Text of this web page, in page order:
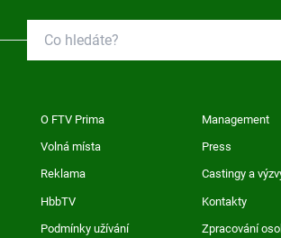
O FTV Prima Management
Volná místa Press
Reklama Castingy a
HbbTV Kontakty
Podmínky užívání Zpracování